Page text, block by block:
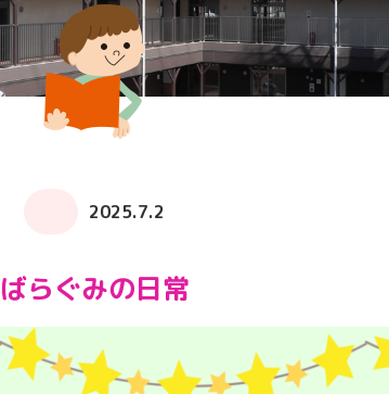
ICTの利用
て 給食・食育園庭開放
子育てサロン ぽかぽか
求人情報
2025.7.2
ばらぐみの日常